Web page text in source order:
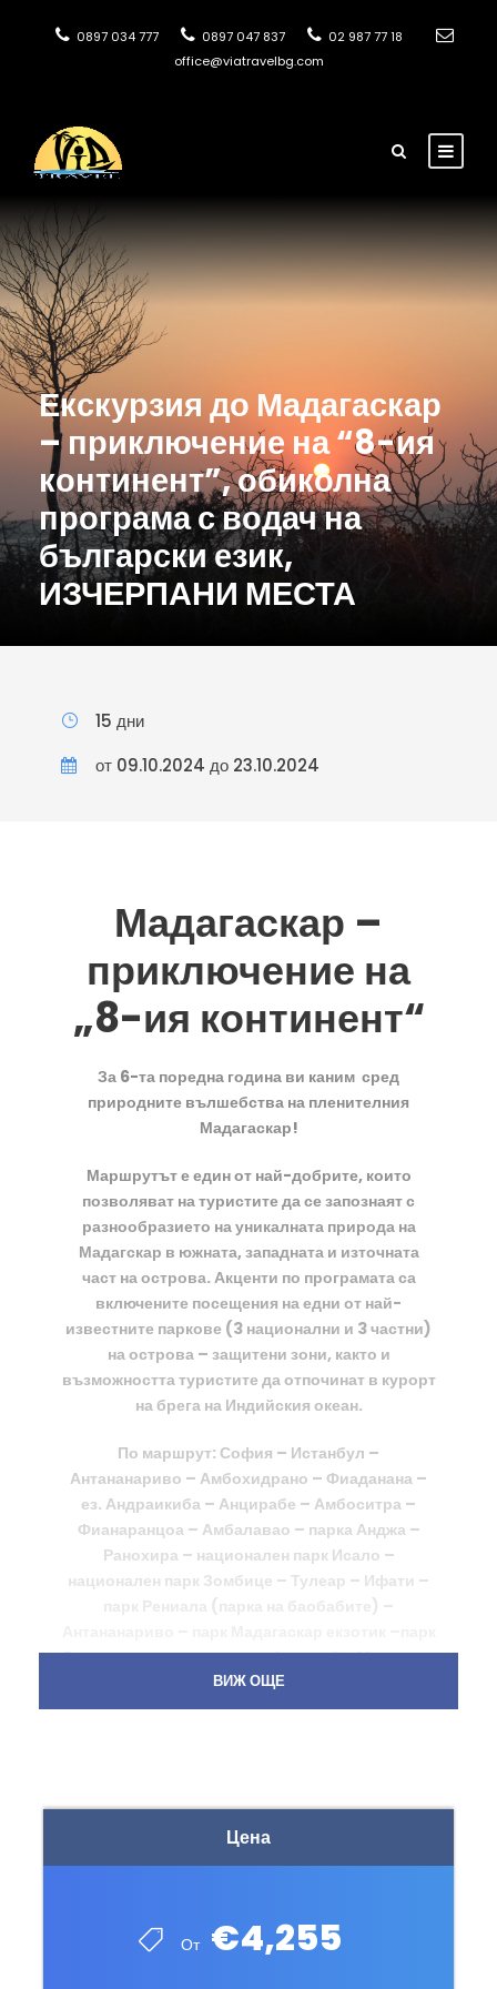
0897 034 777 0897 047 837
02 987 77 18
office@viatravelbg.com
Екскурзия до Мадагаскар
– приключение на “8-ия
континент”, обиколна
програма с водач на
български език,
ИЗЧЕРПАНИ МЕСТА
Цена
От €4,255
15 дни
от 09.10.2024 до 23.10.2024
Мадагаскар –
приключение на
„8-ия континент“
За 6-та поредна година ви каним сред
природните вълшебства на пленителния
Мадагаскар!
Маршрутът е един от най-добрите, които
позволяват на туристите да се запознаят с
разнообразието на уникалната природа на
Мадагскар в южната, западната и източната
част на острова. Акценти по програмата са
включените посещения на едни от най-
известните паркове (3 национални и 3 частни)
на острова – защитени зони, както и
възможността туристите да отпочинат в курорт
на брега на Индийския океан.
По маршрут: София – Истанбул –
Антананариво – Амбохидрано – Фиаданана –
ез. Андраикиба – Анцирабе – Амбоситра –
Фианаранцоа – Амбалавао – парка Анджа –
Ранохира – национален парк Исало –
национален парк Зомбице – Тулеар – Ифати –
парк Рениала (парка на баобабите) –
Вакона – национален парк Андасибе-Мантадиа
– Антананариво – Истанбул – София
Остров Мадагаскаре девствено място, пълно с
обещания, място, където слънцето е щедро,
ВИЖ ОЩЕ